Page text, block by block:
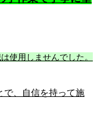
使用しませんでした。
で、自信を持って施